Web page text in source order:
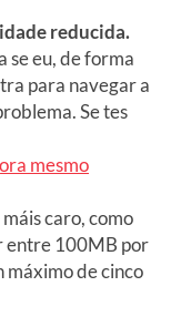
reducida.
se eu, de forma
para navegar a
Se tes
mesmo
caro, como
entre 100MB por
máximo de cinco